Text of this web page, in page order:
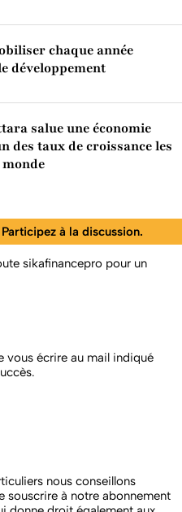
chaque année
développement
salue une économie
des taux de croissance les
à la discussion.
sikafinancepro pour un
vous écrire au mail indiqué
nous conseillons
souscrire à notre abonnement